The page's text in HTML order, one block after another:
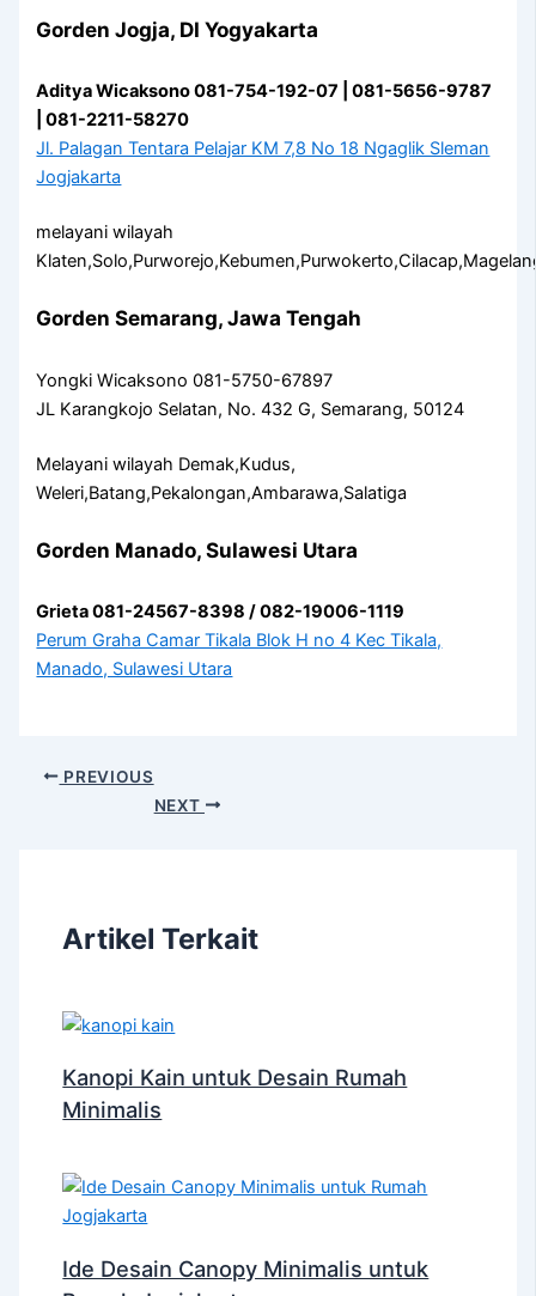
Gorden Jogja, DI Yogyakarta
Aditya Wicaksono 081-754-192-07 | 081-5656-9787
| 081-2211-58270
Jl. Palagan Tentara Pelajar KM 7,8 No 18 Ngaglik Sleman
Jogjakarta
melayani wilayah
Gorden Semarang, Jawa Tengah
Yongki Wicaksono 081-5750-67897
JL Karangkojo Selatan, No. 432 G, Semarang, 50124
Melayani wilayah Demak,Kudus,
Weleri,Batang,Pekalongan,Ambarawa,Salatiga
Gorden Manado, Sulawesi Utara
Grieta 081-24567-8398 / 082-19006-1119
Perum Graha Camar Tikala Blok H no 4 Kec Tikala,
Manado, Sulawesi Utara
PREVIOUS
NEXT
Artikel Terkait
Kanopi Kain untuk Desain Rumah
Minimalis
Ide Desain Canopy Minimalis untuk